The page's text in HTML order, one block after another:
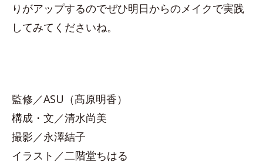
りがアップするのでぜひ明日からのメイクで実践
してみてくださいね。
監修／ASU（髙原明香）
構成・文／清水尚美
撮影／永澤結子
イラスト／二階堂ちはる